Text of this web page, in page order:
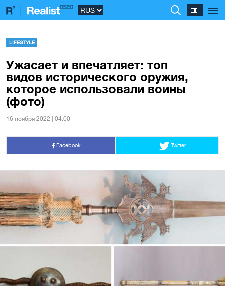
LIFESTYLE
Ужасает и впечатляет: топ
видов исторического оружия,
которое использовали воины
(фото)
16 ноября 2022 | 04:00
Facebook Twitter